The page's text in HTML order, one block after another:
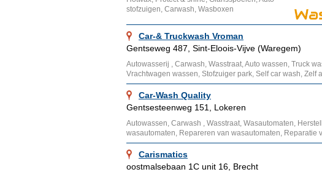
stofzuigen, Carwash, Wasboxen
Car-& Truckwash Vroman
Gentseweg 487, Sint-Eloois-Vijve (Waregem)
Autowasserij , Carwash, Wasstraat, Auto wassen, Truck
Vrachtwagen wassen, Stofzuiger park, Self car wash, Zelf
Car-Wash Quality
Gentsesteenweg 151, Lokeren
Autowassen, Carwash , Wasstraat, Wasautomaten,
wasautomaten, Repareren van wasautomaten, Reparatie
Carismatics
oostmalsebaan 1C unit 16, Brecht